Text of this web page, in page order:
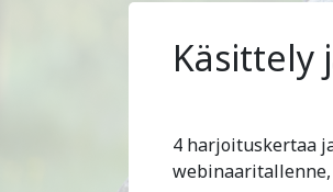
Käsittely
4 harjoituskertaa